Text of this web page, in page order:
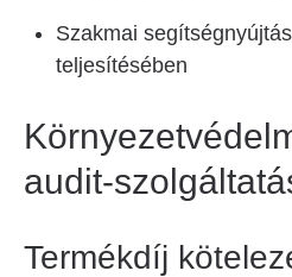
Szakmai
teljesítésében
audit-
Termékdíj